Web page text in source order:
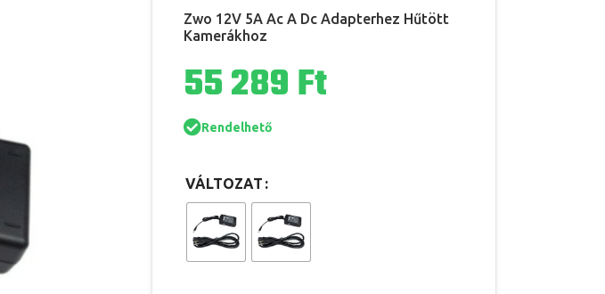
Zwo 12V 5A Ac A Dc Adapterhez Hűtött
Kamerákhoz
Ft
Rendelhető
VÁLTOZAT